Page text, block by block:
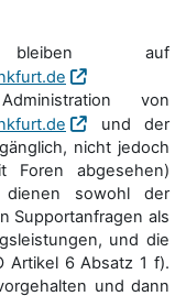
bleiben auf
von
und der
nicht jedoch
Foren abgesehen)
dienen sowohl der
Supportanfragen als
und die
Artikel 6 Absatz 1 f).
und dann